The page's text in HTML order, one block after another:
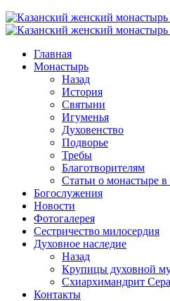
Главная
Монастырь
Назад
История
Святыни
Игуменья
Духовенство
Подворье
Требы
Благотворителям
Статьи о монастыре в
Богослужения
Новости
Фотогалерея
Сестричество милосердия
Духовное наследие
Назад
Крупицы духовной
Схиархимандрит
Контакты